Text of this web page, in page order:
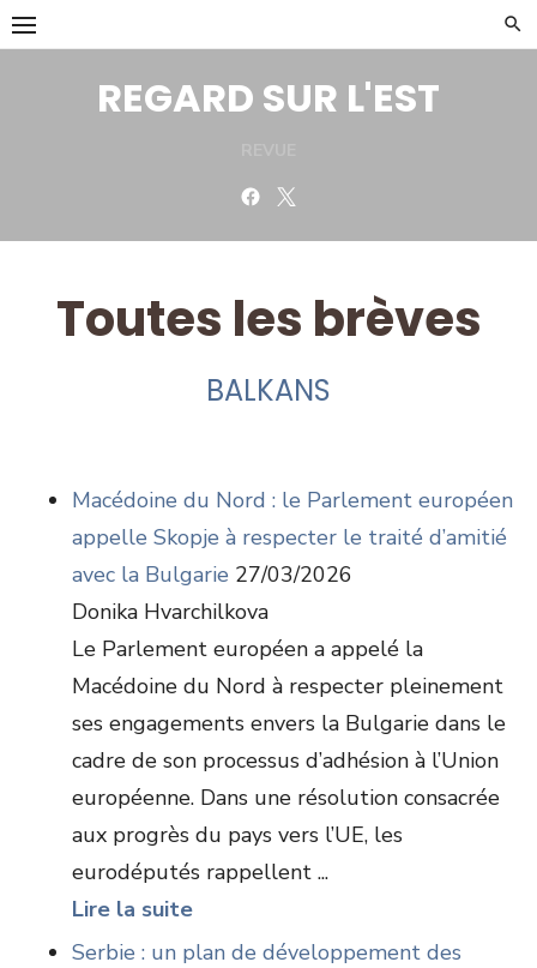
Skip
to
REGARD SUR L'EST
Facebook
Toutes les brèves
BALKANS
Macédoine du Nord : le Parlement européen
appelle Skopje à respecter le traité d’amitié
avec la Bulgarie 27/03/2026
Donika Hvarchilkova
Le Parlement européen a appelé la
Macédoine du Nord à respecter pleinement
ses engagements envers la Bulgarie dans le
cadre de son processus d’adhésion à l’Union
européenne. Dans une résolution consacrée
aux progrès du pays vers l’UE, les
eurodéputés rappellent ...
Lire la suite
Serbie : un plan de développement des